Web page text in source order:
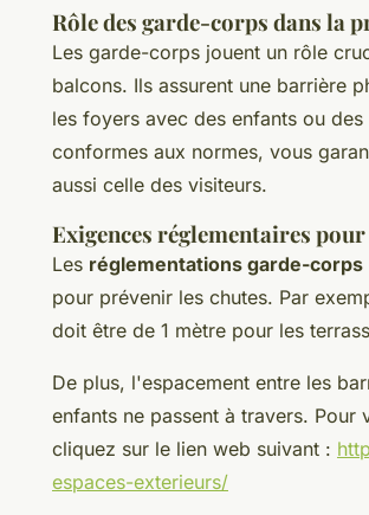
Rôle des garde-corps dans la
Les garde-corps jouent un rôle
balcons. Ils assurent une barrière
les foyers avec des enfants ou
conformes aux normes, vous
aussi celle des visiteurs.
Exigences réglementaires
Les réglementations garde-corps
pour prévenir les chutes. Par
doit être de 1 mètre pour les
De plus, l'espacement entre les
enfants ne passent à travers.
cliquez sur le lien web suivant :
espaces-exterieurs/